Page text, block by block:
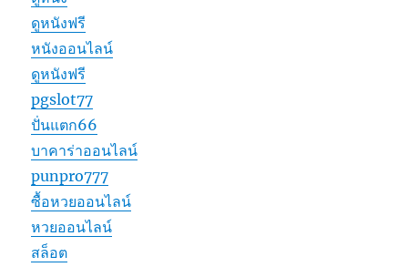
ดูหนังฟรี
หนังออนไลน์
ดูหนังฟรี
pgslot77
ปั่นแตก66
บาคาร่าออนไลน์
punpro777
ซื้อหวยออนไลน์
หวยออนไลน์
สล็อต